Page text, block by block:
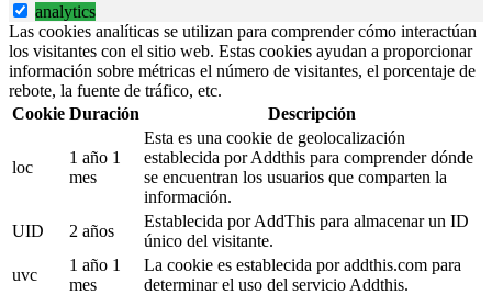
analytics
Las cookies analíticas se utilizan para comprender cómo interactúan
los visitantes con el sitio web. Estas cookies ayudan a proporcionar
información sobre métricas el número de visitantes, el porcentaje de
rebote, la fuente de tráfico, etc.
Cookie Duración Descripción
loc
1 año 1
mes
Esta es una cookie de geolocalización
establecida por Addthis para comprender dónde
se encuentran los usuarios que comparten la
información.
UID
2 años
Establecida por AddThis para almacenar un ID
único del visitante.
uvc
1 año 1
mes
La cookie es establecida por addthis.com para
determinar el uso del servicio Addthis.